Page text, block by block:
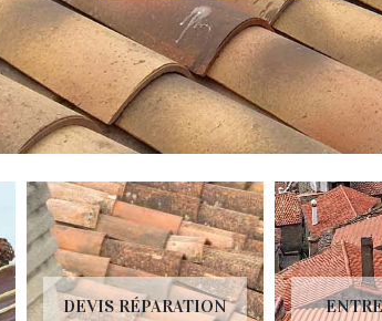
DEVIS RÉPARATION